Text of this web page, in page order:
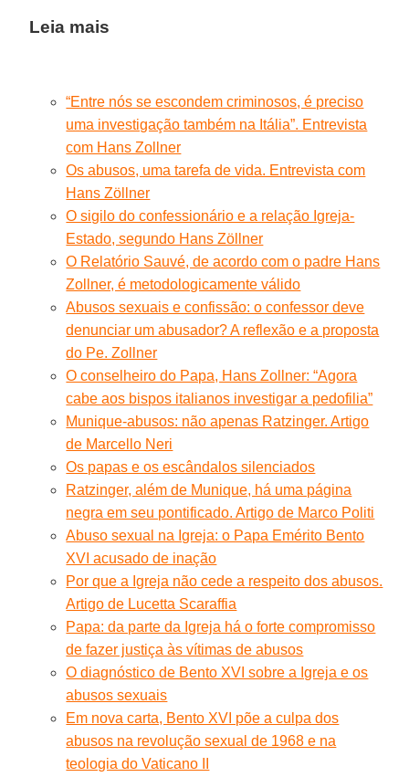
Leia mais
“Entre nós se escondem criminosos, é preciso
uma investigação também na Itália”. Entrevista
com Hans Zollner
Os abusos, uma tarefa de vida. Entrevista com
Hans Zöllner
O sigilo do confessionário e a relação Igreja-
Estado, segundo Hans Zöllner
O Relatório Sauvé, de acordo com o padre Hans
Zollner, é metodologicamente válido
Abusos sexuais e confissão: o confessor deve
denunciar um abusador? A reflexão e a proposta
do Pe. Zollner
O conselheiro do Papa, Hans Zollner: “Agora
cabe aos bispos italianos investigar a pedofilia”
Munique-abusos: não apenas Ratzinger. Artigo
de Marcello Neri
Os papas e os escândalos silenciados
Ratzinger, além de Munique, há uma página
negra em seu pontificado. Artigo de Marco Politi
Abuso sexual na Igreja: o Papa Emérito Bento
XVI acusado de inação
Por que a Igreja não cede a respeito dos abusos.
Artigo de Lucetta Scaraffia
Papa: da parte da Igreja há o forte compromisso
de fazer justiça às vítimas de abusos
O diagnóstico de Bento XVI sobre a Igreja e os
abusos sexuais
Em nova carta, Bento XVI põe a culpa dos
abusos na revolução sexual de 1968 e na
teologia do Vaticano II